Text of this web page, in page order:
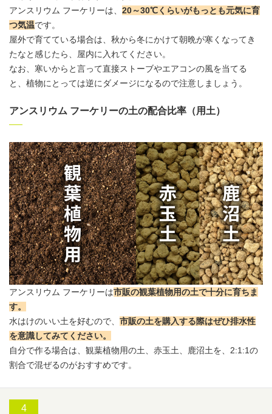
アンスリウム フーケリーは、 20～30℃くらいがもっとも元気に育
つ気温です。
屋外で育てている場合は、秋から冬にかけて朝晩が寒くなってき
たなと感じたら、屋内に入れてください。
なお、寒いからと言って直接ストーブやエアコンの風を当てる
と、植物にとっては逆にダメージになるので注意しましょう。
アンスリウム フーケリーの土の配合比率（用土）
アンスリウム フーケリーは市販の観葉植物用の土で十分に育ちま
す。
水はけのいい土を好むので、 市販の土を購入する際はぜひ排水性
を意識してみてください。
自分で作る場合は、観葉植物用の土、 赤玉土 、鹿沼土を、2:1:1の
割合で混ぜるのがおすすめです。